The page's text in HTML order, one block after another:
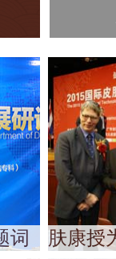
词 肤康授